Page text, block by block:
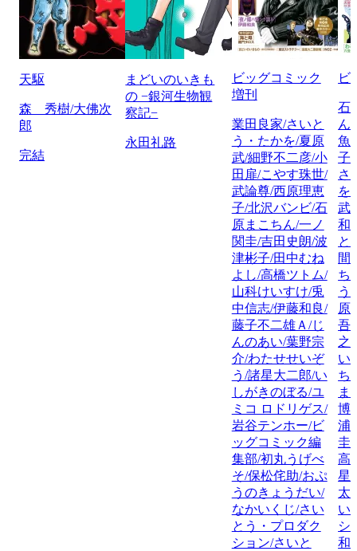
天駆
森 秀樹/大佛次
郎
完結
まどいのいきも
の −銀河生物観
察記−
永田礼路
ビッグコミック
増刊
業田良家/さいと
う・たかを/夏原
武/細野不二彦/小
田扉/こやす珠世/
武論尊/西原理恵
子/北沢バンビ/石
原まこちん/一ノ
関圭/吉田史朗/波
津彬子/田中むね
よし/高橋ツトム/
山科けいすけ/兎
中信志/伊藤和良/
藤子不二雄Ａ/じ
んのあい/葉野宗
介/わたせせいぞ
う/諸星大二郎/い
しがきのぼる/ユ
ミコ ロドリゲス/
岩谷テンホー/ビ
ッグコミック編
集部/初丸うげべ
そ/保松侘助/おぷ
うのきょうだい/
なかいくじ/さい
とう・プロダク
ション/さいと
ビ
石
ん
魚
子
さ
を
武/
和
と
間
ち
う
原
吾/
之
い
ち
ま
博/
浦
圭/
高
星/
太
い
シ
和